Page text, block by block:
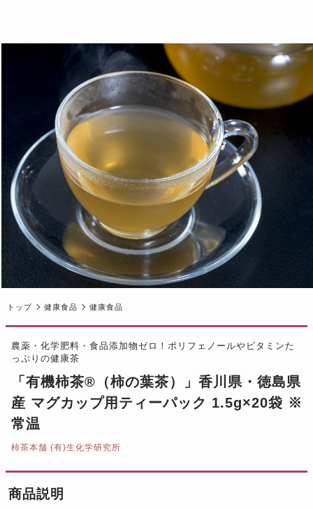
トップ 健康食品 健康食品
農薬・化学肥料・食品添加物ゼロ！ポリフェノールやビタミンた
っぷりの健康茶
「有機柿茶®（柿の葉茶）」香川県・徳島県
産 マグカップ用ティーパック 1.5g×20袋 ※
常温
柿茶本舗 (有)生化学研究所
商品説明